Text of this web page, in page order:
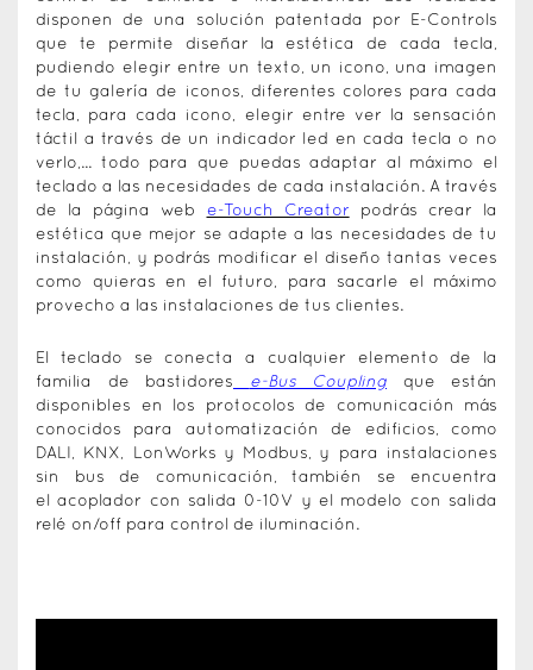
disponen de una solución patentada por E-Controls
que te permite diseñar la estética de cada tecla,
pudiendo elegir entre un texto, un icono, una imagen
de tu galería de iconos, diferentes colores para cada
tecla, para cada icono, elegir entre ver la sensación
táctil a través de un indicador led en cada tecla o no
verlo,... todo para que puedas adaptar al máximo el
teclado a las necesidades de cada instalación. A través
de la página web e-Touch Creator podrás crear la
estética que mejor se adapte a las necesidades de tu
instalación, y podrás modificar el diseño tantas veces
como quieras en el futuro, para sacarle el máximo
provecho a las instalaciones de tus clientes.
El teclado se conecta a cualquier elemento de la
familia de bastidores
e-Bus Coupling
que están
disponibles en los protocolos de comunicación más
conocidos para automatización de edificios, como
DALI, KNX, LonWorks y Modbus, y para instalaciones
sin bus de comunicación, también se encuentra
el acoplador con salida 0-10V y el modelo con salida
relé on/off para control de iluminación.